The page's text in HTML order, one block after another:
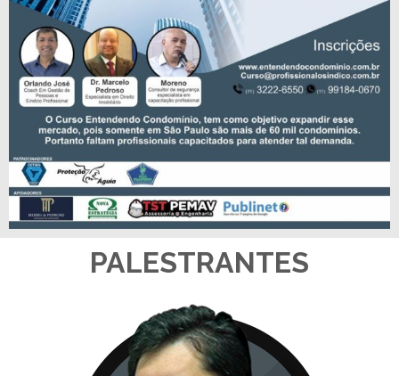
PALESTRANTES